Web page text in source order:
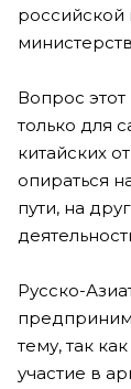
российской
Вопрос
только для
китайских
опираться
пути, на
Русско-
тему, так
участие в